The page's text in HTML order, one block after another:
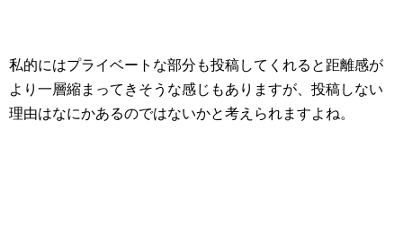
私的にはプライベートな部分も投稿してくれると距離感が
より一層縮まってきそうな感じもありますが、投稿しない
理由はなにかあるのではないかと考えられますよね。